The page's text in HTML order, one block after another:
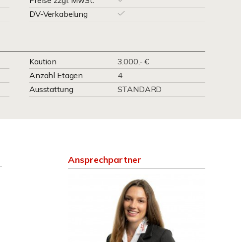
DV-Verkabelung
Kaution
3.000,- €
Anzahl Etagen
4
Ausstattung STANDARD
Ansprechpartner